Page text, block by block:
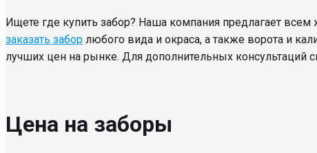
Ищете где купить забор? Наша компания предлагает
заказать забор любого вида и окраса, а также ворота и
лучших цен на рынке. Для дополнительных
Цена на заборы